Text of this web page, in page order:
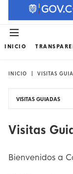
INICIO
INICIO VISITAS
VISITAS GUIADAS
Visitas
Bienvenidos a